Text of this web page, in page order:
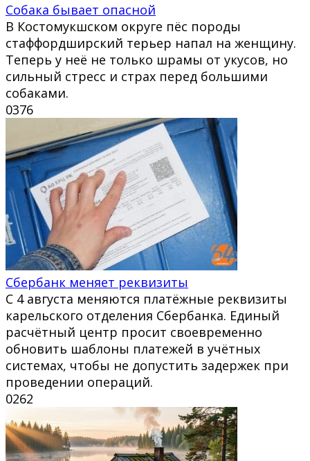
Собака бывает опасной
В Костомукшском округе пёс породы
стаффордширский терьер напал на женщину.
Теперь у неё не только шрамы от укусов, но
сильный стресс и страх перед большими
собаками.
0376
Сбербанк меняет реквизиты
С 4 августа меняются платёжные реквизиты
карельского отделения Сбербанка. Единый
расчётный центр просит своевременно
обновить шаблоны платежей в учётных
системах, чтобы не допустить задержек при
проведении операций.
0262